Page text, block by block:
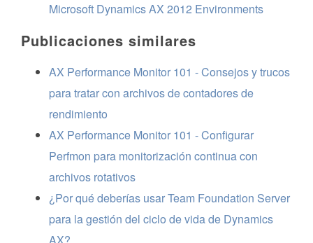
Microsoft Dynamics AX 2012 Environments
Publicaciones similares
AX Performance Monitor 101 - Consejos y trucos
para tratar con archivos de contadores de
rendimiento
AX Performance Monitor 101 - Configurar
Perfmon para monitorización continua con
archivos rotativos
¿Por qué deberías usar Team Foundation Server
para la gestión del ciclo de vida de Dynamics